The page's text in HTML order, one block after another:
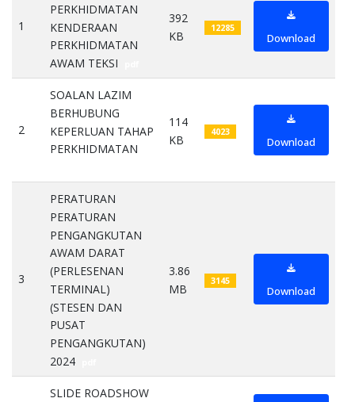
1
PERKHIDMATAN
KENDERAAN
PERKHIDMATAN
AWAM TEKSI
392
KB
12285
Download
2
SOALAN LAZIM
BERHUBUNG
KEPERLUAN TAHAP
PERKHIDMATAN
114
KB
4023
Download
3
PERATURAN
PERATURAN
PENGANGKUTAN
AWAM DARAT
(PERLESENAN
TERMINAL)
(STESEN DAN
PUSAT
PENGANGKUTAN)
2024
3.86
MB
3145
Download
SLIDE ROADSHOW